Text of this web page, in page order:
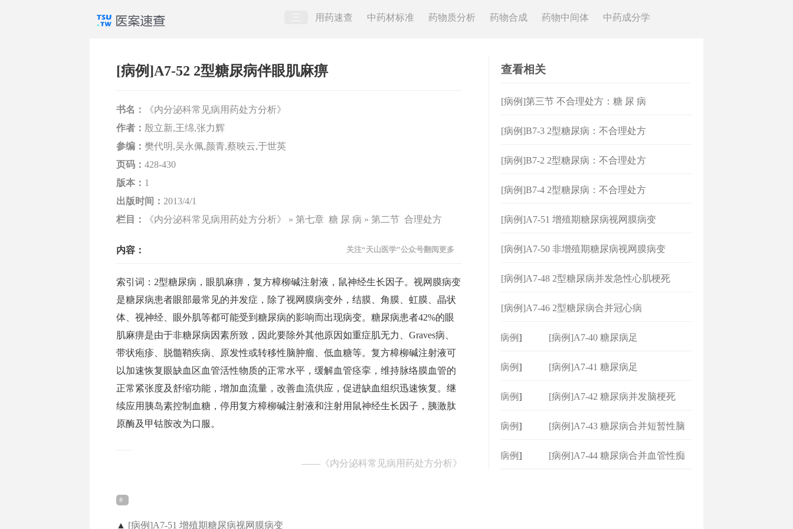
用药速查 中药材标准 药物质分析 药物合成 药物中间体 中药成分学
[病例]A7-52 2型糖尿病伴眼肌麻痹
书名：
《内分泌科常见病用药处方分析》
作者： 殷立新,王绵,张力辉
参编： 樊代明,吴永佩,颜青,蔡映云,于世英
页码： 428-430
版本： 1
出版时间： 2013/4/1
栏目：
《内分泌科常见病用药处方分析》 » 第七章 糖 尿 病 » 第二节 合理处方
内容： 关注“天山医学”公众号翻阅更多
索引词：2型糖尿病，眼肌麻痹，复方樟柳碱注射液，鼠神经生长因子。视网膜病变
是糖尿病患者眼部最常见的并发症，除了视网膜病变外，结膜、角膜、虹膜、晶状
体、视神经、眼外肌等都可能受到糖尿病的影响而出现病变。糖尿病患者42%的眼
肌麻痹是由于非糖尿病因素所致，因此要除外其他原因如重症肌无力、Graves病、
带状疱疹、脱髓鞘疾病、原发性或转移性脑肿瘤、低血糖等。复方樟柳碱注射液可
以加速恢复眼缺血区血管活性物质的正常水平，缓解血管痉挛，维持脉络膜血管的
正常紧张度及舒缩功能，增加血流量，改善血流供应，促进缺血组织迅速恢复。继
续应用胰岛素控制血糖，停用复方樟柳碱注射液和注射用鼠神经生长因子，胰激肽
原酶及甲钴胺改为口服。
—— 《内分泌科常见病用药处方分析》
▲ [病例]A7-51 增殖期糖尿病视网膜病变
查看相关
[病例]第三节 不合理处方：糖 尿 病
[病例]B7-3 2型糖尿病：不合理处方
[病例]B7-2 2型糖尿病：不合理处方
[病例]B7-4 2型糖尿病：不合理处方
[病例]A7-51 增殖期糖尿病视网膜病变
[病例]A7-50 非增殖期糖尿病视网膜病变
[病例]A7-48 2型糖尿病并发急性心肌梗死
[病例]A7-46 2型糖尿病合并冠心病
病例] [病例]A7-40 糖尿病足
病例] [病例]A7-41 糖尿病足
病例] [病例]A7-42 糖尿病并发脑梗死
病例]
[病例]A7-43 糖尿病合并短暂性脑
病例]
[病例]A7-44 糖尿病合并血管性痴